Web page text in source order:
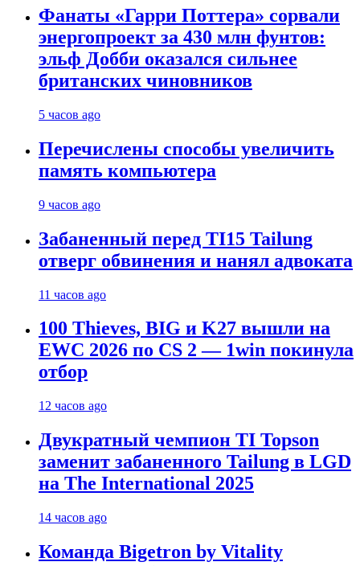
Фанаты «Гарри Поттера» сорвали
энергопроект за 430 млн фунтов:
эльф Добби оказался сильнее
британских чиновников
5 часов ago
Перечислены способы увеличить
память компьютера
9 часов ago
Забаненный перед TI15 Tailung
отверг обвинения и нанял адвоката
11 часов ago
100 Thieves, BIG и K27 вышли на
EWC 2026 по CS 2 — 1win покинула
отбор
12 часов ago
Двукратный чемпион TI Topson
заменит забаненного Tailung в LGD
на The International 2025
14 часов ago
Команда Bigetron by Vitality